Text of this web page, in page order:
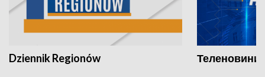
Dziennik Regionów Теленовини